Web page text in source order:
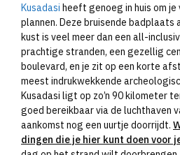
Kusadasi heeft genoeg in huis om
plannen. Deze bruisende badplaats
kust is veel meer dan een all-
prachtige stranden, een gezellig
boulevard, en je zit op een korte
meest indrukwekkende
Kusadasi ligt op zo’n 90 kilometer
goed bereikbaar via de luchthaven
aankomst nog een uurtje doorrijdt.
dingen die je hier kunt doen voor